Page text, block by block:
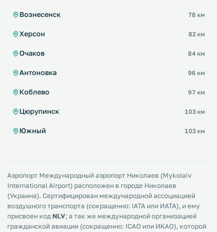
Вознесенск 78 км
Херсон 82 км
Очаков 84 км
Антоновка 96 км
Коблево 97 км
Цюрупинск 103 км
Южный 103 км
Аэропорт Международный аэропорт Николаев (Mykolaiv
International Airport) расположен в городе Николаев
(Украина). Сертифицирован международной ассоциацией
воздушного транспорта (сокращенно: IATA или ИАТА), и ему
присвоен код NLV; а так же международной организацией
гражданской авиации (сокращенно: ICAO или ИКАО), которой